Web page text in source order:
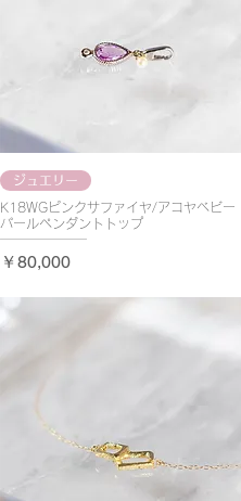
ジュエリー
K18WGピンクサファイヤ/アコヤベビー
パールペンダントトップ
価格
￥80,000